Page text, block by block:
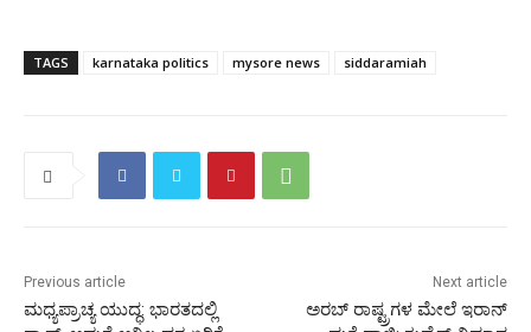
TAGS karnataka politics mysore news siddaramiah
Previous article
ಮಧ್ಯಪ್ರಾಚ್ಯ ಯುದ್ಧ: ಭಾರತದಲ್ಲಿ
Next article
ಅರಬ್‌ ರಾಷ್ಟ್ರಗಳ ಮೇಲೆ ಇರಾನ್‌